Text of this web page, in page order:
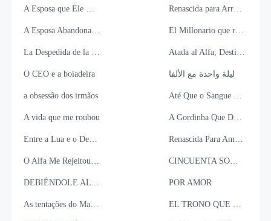
A Esposa que Ele Deixou para Trás Renascida para Arruiná-lo
A Esposa Abandonada do Bilionário El Millonario que rogó por mi Perdón
La Despedida de la Esposa del Contrato Atada al Alfa, Destinada a Su Hermano
O CEO e a boiadeira ليلة واحدة مع الألفا
a obsessão dos irmãos Até Que o Sangue Nos Separe
A vida que me roubou A Gordinha Que Domou um Mafioso
Entre a Lua e o Destino Renascida Para Amar o Homem Certo
O Alfa Me Rejeitou... Sem Saber Que Eu Era a Rainha da Lua CINCUENTA SOMBRAS DE DESEOS PROHIBIDOS
DEBIÉNDOLE AL DIABLO POR AMOR
As tentações do Mafioso Russo EL TRONO QUE ELLA SE LLEVÓ